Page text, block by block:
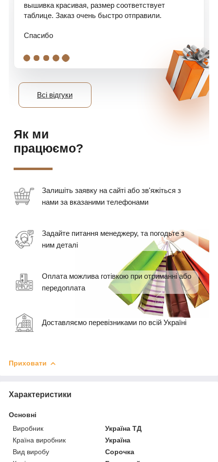
вышивка красивая, размер соответствует
таблице. Заказ очень быстро отправили.
Спасибо
. . . . .
Всі відгуки
Як ми
працюємо?
Залишіть заявку на сайті або зв'яжіться з
нами за вказаними телефонами
Задайте питання менеджеру, та погодьте з
ним деталі
Оплата можлива готівкою при отриманні або
передоплата
Доставляємо перевізниками по всій Україні
Приховати
Характеристики
Основні
Виробник
Україна ТД
Країна виробник
Україна
Вид виробу
Сорочка